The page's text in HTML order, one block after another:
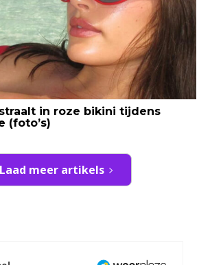
in roze bikini tijdens
(foto’s)
Laad meer artikels